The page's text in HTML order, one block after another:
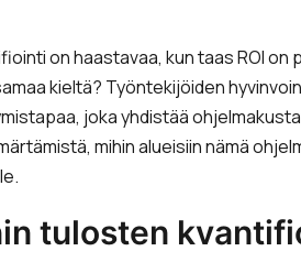
on haastavaa, kun taas ROI
kieltä? Työntekijöiden
joka yhdistää
mihin alueisiin nämä
tulosten